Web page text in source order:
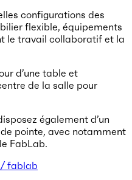
configurations des
flexible, équipements
le travail collaboratif et la
d’une table et
de la salle pour
également d’un
pointe, avec notamment
FabLab.
/ fablab